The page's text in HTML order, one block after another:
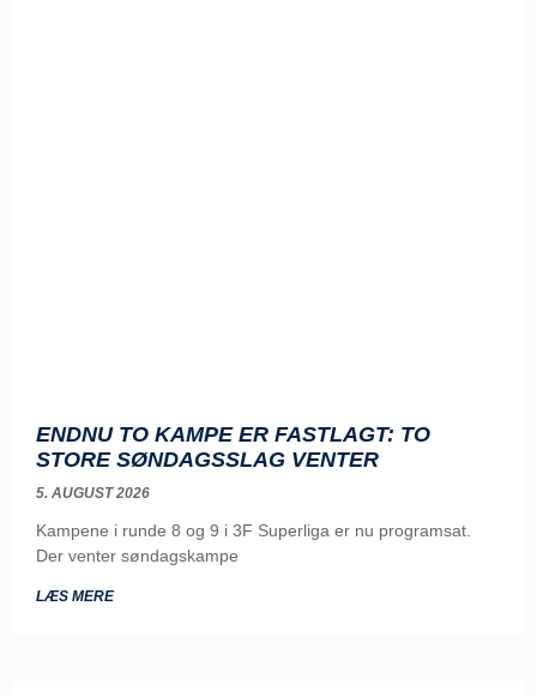
ENDNU TO KAMPE ER FASTLAGT: TO
STORE SØNDAGSSLAG VENTER
5. AUGUST 2026
Kampene i runde 8 og 9 i 3F Superliga er nu programsat.
Der venter søndagskampe
LÆS MERE